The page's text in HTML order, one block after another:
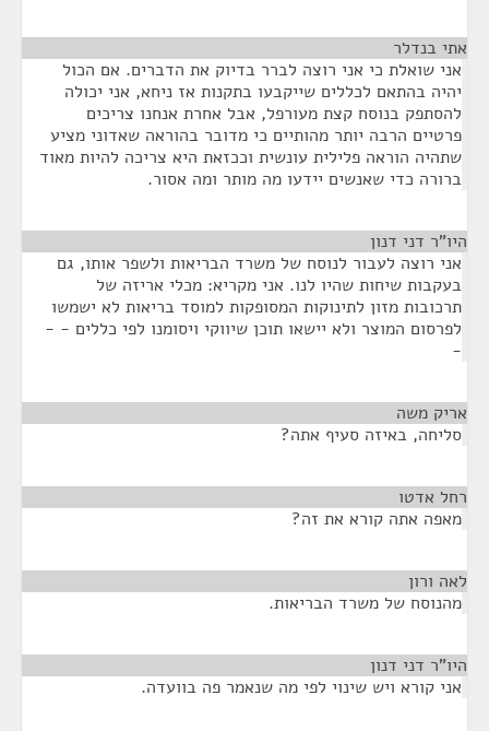
אתי בנדלר
אני שואלת כי אני רוצה לברר בדיוק את הדברים. אם הכול
יהיה בהתאם לכללים שייקבעו בתקנות אז ניחא, אני יכולה
להסתפק בנוסח קצת מעורפל, אבל אחרת אנחנו צריכים
פרטיים הרבה יותר מהותיים כי מדובר בהוראה שאדוני מציע
שתהיה הוראה פלילית עונשית וככזאת היא צריכה להיות מאוד
ברורה כדי שאנשים יידעו מה מותר ומה אסור.
היו"ר דני דנון
אני רוצה לעבור לנוסח של משרד הבריאות ולשפר אותו, גם
בעקבות שיחות שהיו לנו. אני מקריא: מכלי אריזה של
תרכובות מזון לתינוקות המסופקות למוסד בריאות לא ישמשו
לפרסום המוצר ולא יישאו תוכן שיווקי ויסומנו לפי כללים - -
-
אריק משה
סליחה, באיזה סעיף אתה?
רחל אדטו
מאפה אתה קורא את זה?
לאה ורון
מהנוסח של משרד הבריאות.
היו"ר דני דנון
אני קורא ויש שינוי לפי מה שנאמר פה בוועדה.